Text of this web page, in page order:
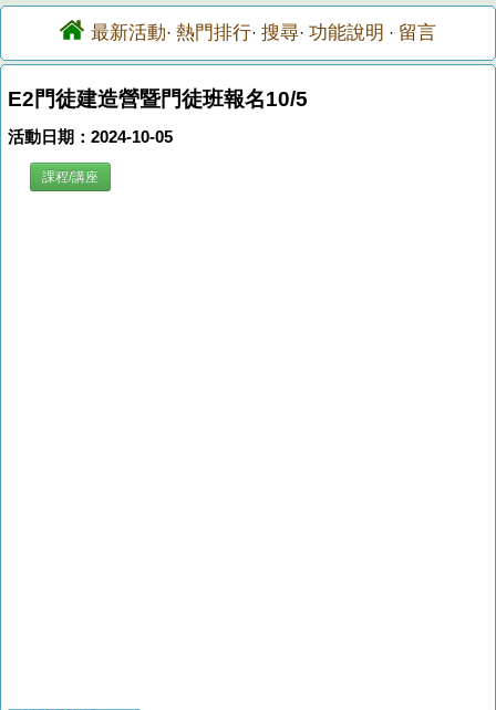
最新活動· 熱門排行· 搜尋· 功能說明 · 留言
E2門徒建造營暨門徒班報名10/5
活動日期：2024-10-05
課程/講座